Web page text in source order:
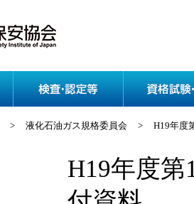
協会案内
> 液化石油ガス規格委員会 > H19年度
H19年度